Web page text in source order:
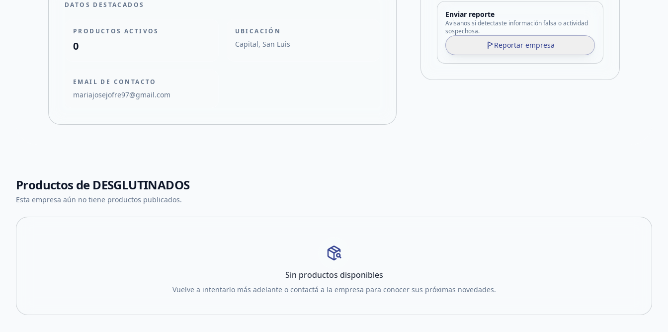
DATOS DESTACADOS
PRODUCTOS ACTIVOS
0
UBICACIÓN
Capital, San Luis
EMAIL DE CONTACTO
mariajosejofre97@gmail.com
Enviar reporte
Avisanos si detectaste información falsa o actividad
sospechosa.
Reportar empresa
Productos de DESGLUTINADOS
Esta empresa aún no tiene productos publicados.
Sin productos disponibles
Vuelve a intentarlo más adelante o contactá a la empresa para conocer sus próximas novedades.